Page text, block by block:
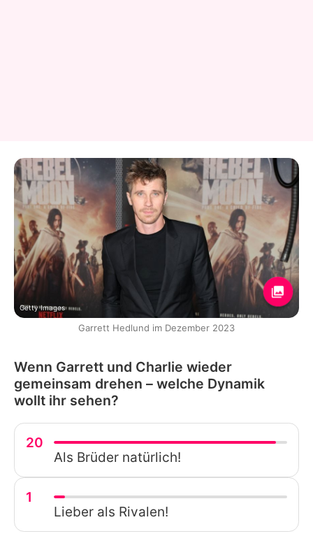
Getty Images
Garrett Hedlund im Dezember 2023
Wenn Garrett und Charlie wieder
gemeinsam drehen – welche Dynamik
wollt ihr sehen?
20
Als Brüder natürlich!
1
Lieber als Rivalen!